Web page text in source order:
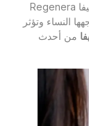
كيفية علاج تساقط الشعر عند النساء بتقنية ريجينيرا أكتيفا Regenera
النساء وتؤثر
من أحدث